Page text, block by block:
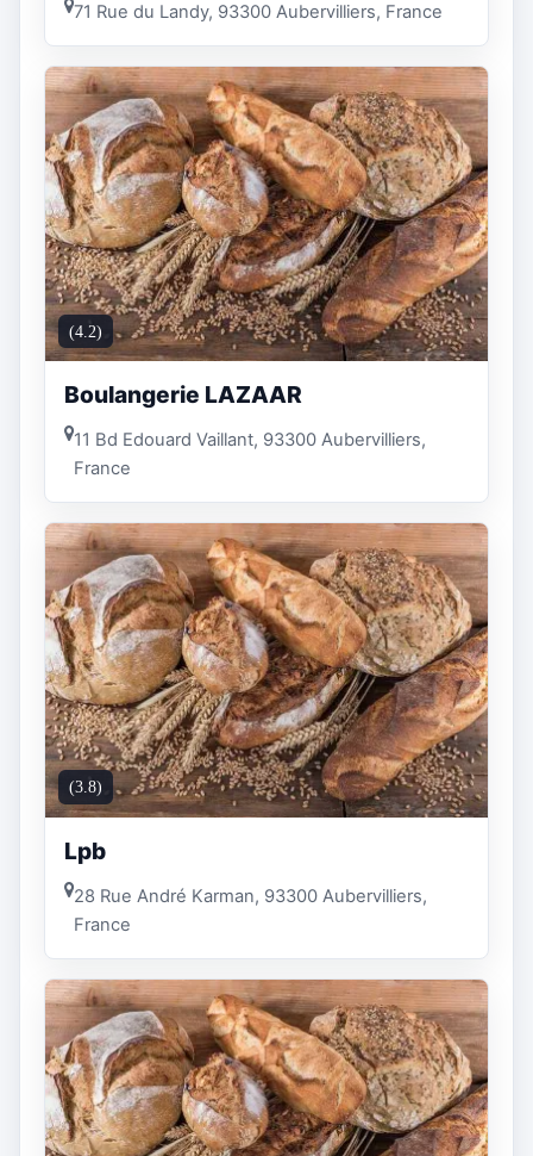
71 Rue du Landy, 93300 Aubervilliers, France
(4.2)
Boulangerie LAZAAR
11 Bd Edouard Vaillant, 93300 Aubervilliers,
France
(3.8)
Lpb
28 Rue André Karman, 93300 Aubervilliers,
France